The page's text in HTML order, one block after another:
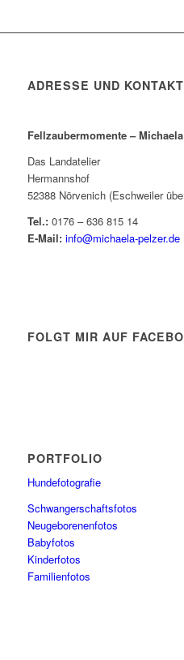
ADRESSE UND KONTAKT
Fellzaubermomente –
Das Landatelier
Hermannshof
52388 Nörvenich (Eschweiler
Tel.:0176 – 636 815 14
E-Mail: info@michaela-pelzer.de
FOLGT MIR AUF
PORTFOLIO
Hundefotografie
Schwangerschaftsfotos
Neugeborenenfotos
Babyfotos
Kinderfotos
Familienfotos